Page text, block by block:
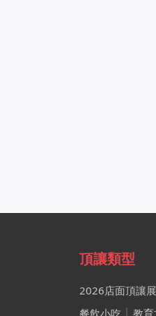
頂讓類型
2026店面頂讓展
餐飲小吃
教